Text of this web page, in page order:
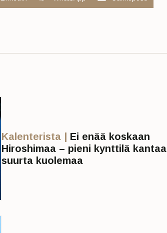
Kalenterista | Ei enää koskaan
Hiroshimaa – pieni kynttilä kantaa
suurta kuolemaa